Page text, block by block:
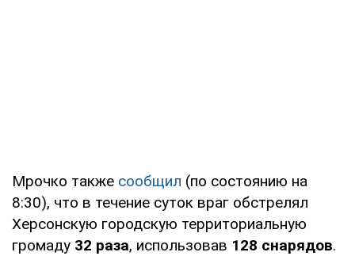
Мрочко также сообщил (по состоянию на
8:30), что в течение суток враг обстрелял
Херсонскую городскую территориальную
громаду 32 раза, использовав 128 снарядов.